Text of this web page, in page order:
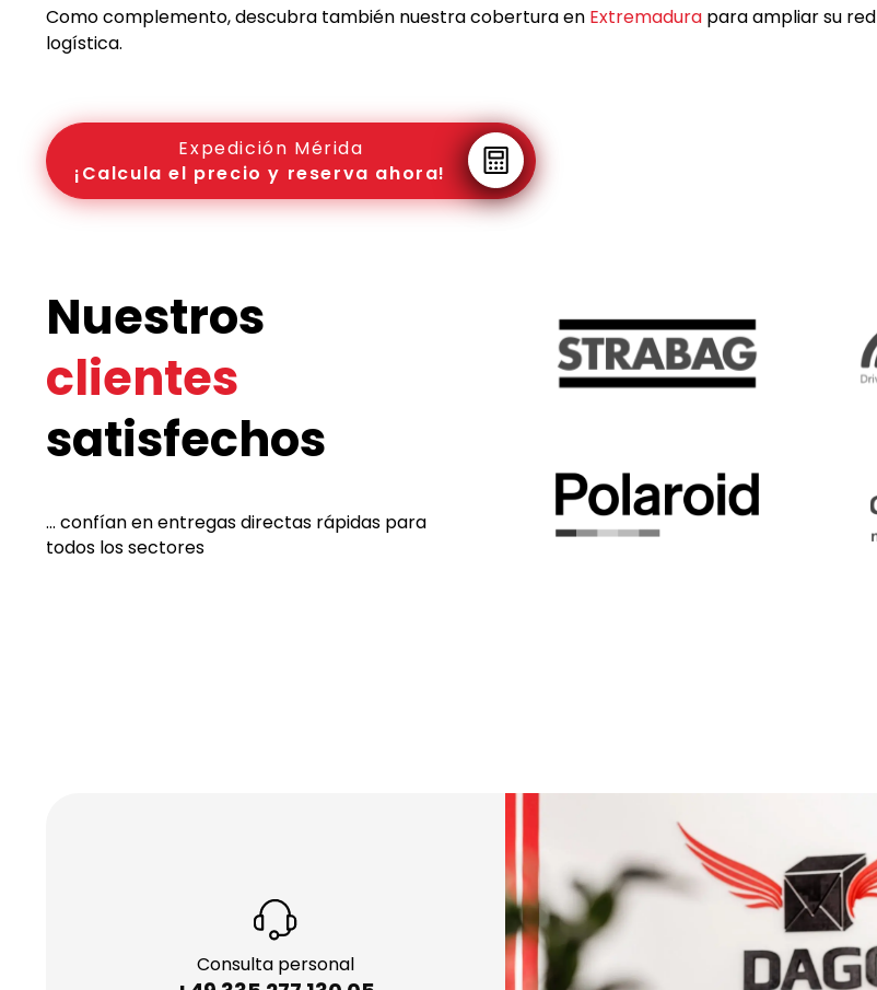
Como complemento, descubra también nuestra cobertura en Extremadura para ampliar su red
logística.
Expedición Mérida
¡Calcula el precio y reserva ahora!
Nuestros
clientes
satisfechos
... confían en entregas directas rápidas para
todos los sectores
Consulta personal